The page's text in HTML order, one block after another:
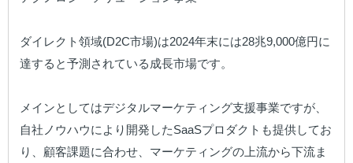
ダイレクト領域(D2C市場)は2024年末には28兆9,000億円に
達すると予測されている成⻑市場です。
メインとしてはデジタルマーケティング⽀援事業ですが、
⾃社ノウハウにより開発したSaaSプロダクトも提供してお
り、顧客課題に合わせ、マーケティングの上流から下流ま